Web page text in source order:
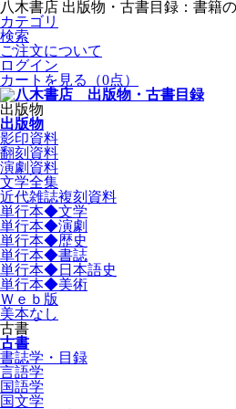
八木書店 出版物・古書目録：書籍
カテゴリ
検索
ご注文について
ログイン
カートを見る
（0点）
出版物
出版物
影印資料
翻刻資料
演劇資料
文学全集
近代雑誌複刻資料
単行本◆文学
単行本◆演劇
単行本◆歴史
単行本◆書誌
単行本◆日本語史
単行本◆美術
Ｗｅｂ版
美本なし
古書
古書
書誌学・目録
言語学
国語学
国文学